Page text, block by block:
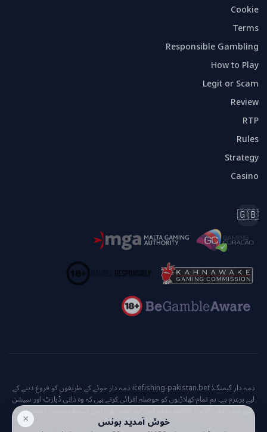
Cookie
Terms
Responsible Gambling
How to Play
Legit or Scam
Review
RTP
Rules
Strategy
Casino
🇬🇧
ذمہ دار گیمنگ: icefishing-pakistan.bet ذمہ دار جوئے کے طریقوں کو فروغ دینے کے
لیے پرعزم ہے۔ ہم تمام کھلاڑیوں کو حوصلہ افزائی کرتے ہیں کہ وہ ذاتی ڈپازٹ اور سیشن
کی حدود مقرر کریں، باقاعدہ وقفے لیں، اور کبھی بھی اپنی استطاعت سے زیادہ داؤ نہ
لگائیں۔ × خوش آمدید بونس